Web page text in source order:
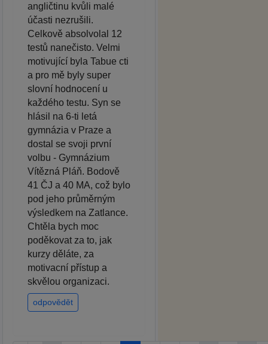
angličtinu kvůli malé
účasti nezrušili.
Celkově absolvolal 12
testů nanečisto. Velmi
motivující byla Tabue cti
a pro mě byly super
slovní hodnocení u
každého testu. Syn se
hlásil na 6-ti letá
gymnázia v Praze a
dostal se svoji první
volbu - Gymnázium
Vítězná Pláň. Bodově
41 ČJ a 40 MA, což bylo
pod jeho průměrným
výsledkem na Zatlance.
Chtěla bych moc
poděkovat za to, jak
kurzy děláte, za
motivacní přístup a
skvělou organizaci.
odpovědět